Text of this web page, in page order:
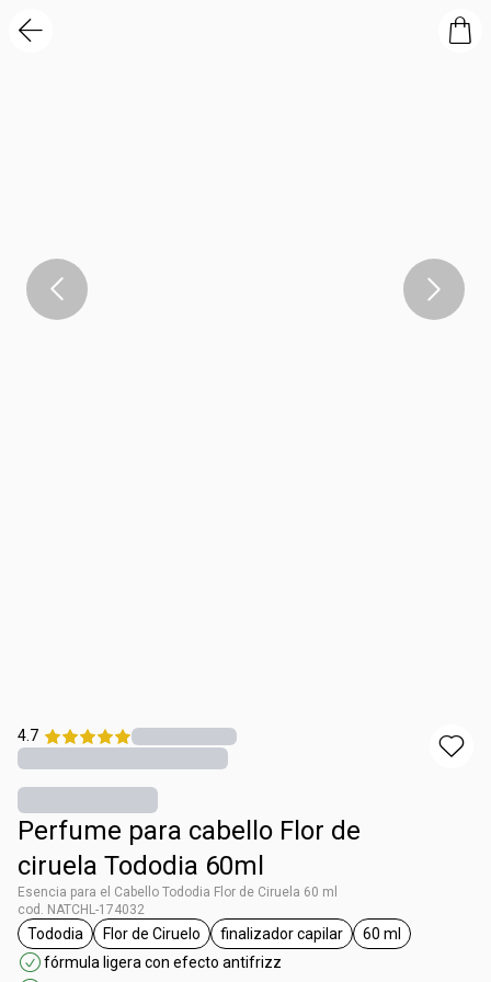
4.7
Perfume para cabello Flor de
ciruela Tododia 60ml
Esencia para el Cabello Tododia Flor de Ciruela 60 ml
cod. NATCHL-174032
general.tag Tododia
Tododia
general.tag Flor de Ciruelo
Flor de Ciruelo
general.tag finalizador capilar
finalizador capilar
general.tag 60
60 ml
fórmula ligera con efecto antifrizz